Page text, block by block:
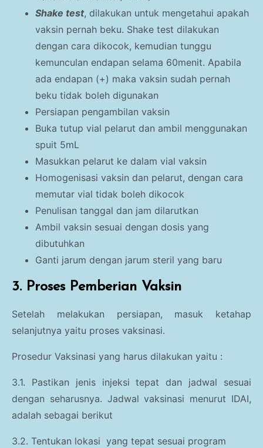
Shake test, dilakukan untuk mengetahui apakah
vaksin pernah beku. Shake test dilakukan
dengan cara dikocok, kemudian tunggu
kemunculan endapan selama 60menit. Apabila
ada endapan (+) maka vaksin sudah pernah
beku tidak boleh digunakan
Persiapan pengambilan vaksin
Buka tutup vial pelarut dan ambil menggunakan
spuit 5mL
Masukkan pelarut ke dalam vial vaksin
Homogenisasi vaksin dan pelarut, dengan cara
memutar vial tidak boleh dikocok
Penulisan tanggal dan jam dilarutkan
Ambil vaksin sesuai dengan dosis yang
dibutuhkan
Ganti jarum dengan jarum steril yang baru
3. Proses Pemberian Vaksin
Setelah melakukan persiapan, masuk ketahap
selanjutnya yaitu proses vaksinasi.
Prosedur Vaksinasi yang harus dilakukan yaitu :
3.1. Pastikan jenis injeksi tepat dan jadwal sesuai
dengan seharusnya. Jadwal vaksinasi menurut IDAI,
adalah sebagai berikut
3.2. Tentukan lokasi yang tepat sesuai program